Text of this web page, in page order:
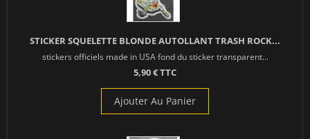
STICKER SQUELETTE BLONDE AUTOLLANT TRASH ROCK...
stickers officiels made in USA fond du sticker transparent...
5,90 € TTC
Ajouter Au Panier